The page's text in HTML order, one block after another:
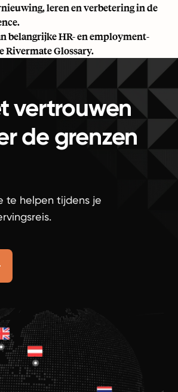
leren en verbetering in de
belangrijke HR- en employment-
Rivermate Glossary.
vertrouwen
de grenzen
te helpen tijdens je